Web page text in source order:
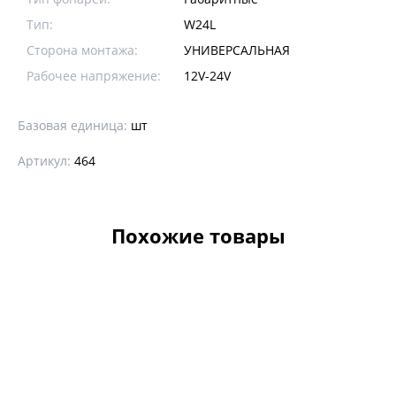
Тип:
W24L
Сторона монтажа:
УНИВЕРСАЛЬНАЯ
Рабочее напряжение:
12V-24V
Базовая единица: шт
Артикул: 464
Похожие товары